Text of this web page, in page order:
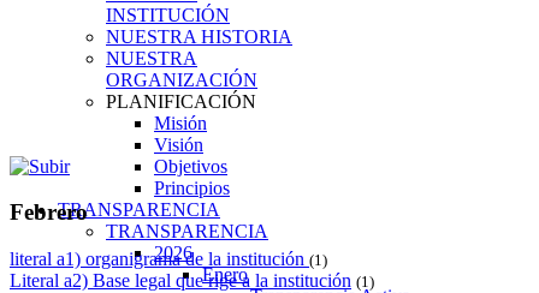
INSTITUCIÓN
NUESTRA HISTORIA
NUESTRA
ORGANIZACIÓN
PLANIFICACIÓN
Misión
Visión
Objetivos
Principios
TRANSPARENCIA
TRANSPARENCIA
2026
Enero
Febrero
literal a1) organigrama de la institución (1)
Literal a2) Base legal que rige a la institución (1)